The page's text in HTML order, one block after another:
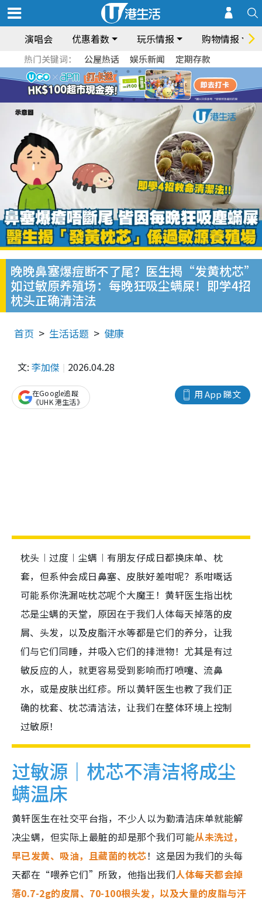
演唱会 优惠着数 玩乐情报 购物情报
热门关键词： 公屋热话 娱乐新闻 定期存款
晚晚鼻塞爆痘断不了尾？医生揭“发黄枕芯”
如过敏原养殖场：每晚狂吸尘螨屎！即学4招
枕头正确清洁法
首页 生活话题 健康
文: 李加傑 2026.04.28
用 App 睇文
在Google追蹤
《UHK 港生活》
枕头︱过度︱尘螨︱有朋友仔成日都换床单、枕
套，但系仲会成日鼻塞、皮肤好差咁呢？系咁嘅话
可能系你洗漏咗枕芯呢个大魔王！黄轩医生指出枕
芯是尘螨的天堂，原因在于我们人体每天掉落的皮
屑、头发，以及皮脂汗水等都是它们的养分，让我
们与它们同睡，并吸入它们的排泄物！尤其是有过
敏反应的人，就更容易受到影响而打喷嚏、流鼻
水，或是皮肤出红疹。所以黄轩医生也教了我们正
确的枕套、枕芯清洁法，让我们在整体环境上控制
过敏原！
过敏源｜枕芯不清洁将成尘
螨温床
黄轩医生在社交平台指，不少人以为勤清洁床单就能解
决尘螨，但实际上最脏的却是那个我们可能从未洗过，
早已发黄、吸油，且藏菌的枕芯！这是因为我们的头每
天都在“喂养它们”所致，他指出我们人体每天都会掉
落0.7-2g的皮屑、70-100根头发，以及大量的皮脂与汗